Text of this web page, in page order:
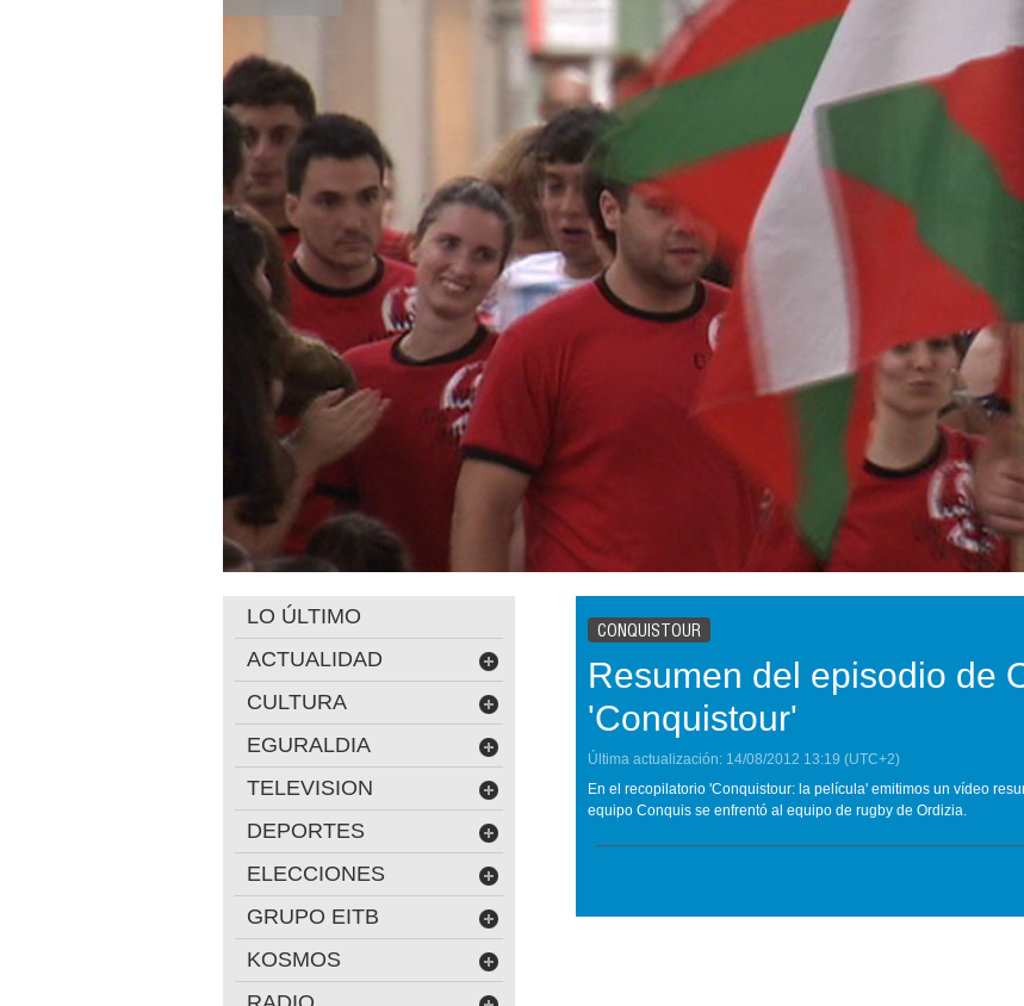
CONQUISTOUR
Resumen del episodio de
'Conquistour'
Última actualización: 14/08/2012 13:19 (UTC+2)
En el recopilatorio 'Conquistour: la película' emitimos un vídeo
equipo Conquis se enfrentó al equipo de rugby de Ordizia.
LO ÚLTIMO
ACTUALIDAD
CULTURA
EGURALDIA
TELEVISION
DEPORTES
ELECCIONES
GRUPO EITB
KOSMOS